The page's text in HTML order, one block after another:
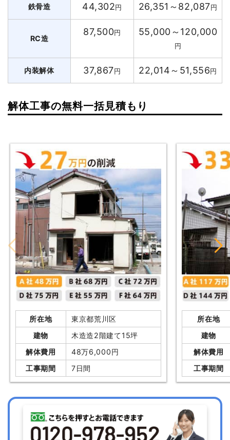
鉄骨造 44,302円 26,351～82,087円
RC造
87,500円 55,000～120,000
円
内装解体 37,867円 22,014～51,556円
解体工事の無料一括見積もり
所在地
東京都荒川区
建物
木造造2階建て15坪
解体費用
48万6,000円
工事期間
7日間
所在地
建物
解体費用
工事期間